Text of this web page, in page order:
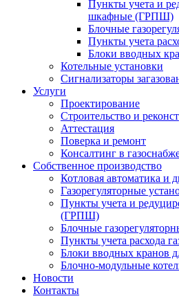
Пункты учета и
шкафные (ГРПШ)
Блочные
Пункты учета
Блоки вводных
Котельные установки
Сигнализаторы
Услуги
Проектирование
Строительство и
Аттестация
Поверка и ремонт
Консалтинг в
Собственное производство
Котловая автоматика и
Газорегуляторные
Пункты учета и
(ГРПШ)
Блочные
Пункты учета расхода
Блоки вводных
Блочно-модульные
Новости
Контакты